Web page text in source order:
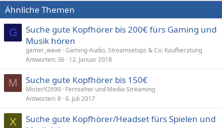
Ähnliche Themen
G
Suche gute Kopfhörer bis 200€ fürs Gaming und
Musik hören
gamer_wave Gaming-Audio, Streamsetups & Co: Kaufberatung
Antworten 36 12. Januar 2018
M Suche gute Kopfhörer bis 150€
MisterX2699
Fernseher und Media-Streaming
Antworten 8 6. Juli 2017
X
Suche gute Kopfhörer/Headset fürs Spielen und